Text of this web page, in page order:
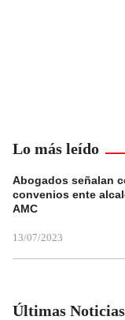
Lo más leído
Abogados señalan
convenios ente
AMC
13/07/2023
Últimas Noticias